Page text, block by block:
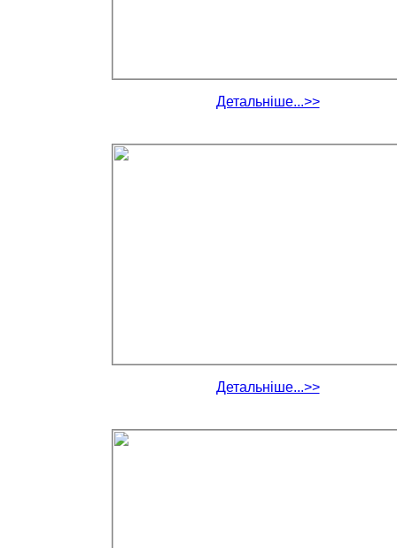
Детальніше...>>
Детальніше...>>